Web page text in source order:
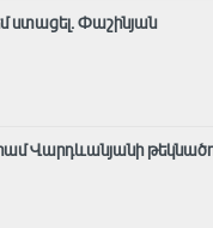
ստացել. Փաշինյան
Վարդևանյանի